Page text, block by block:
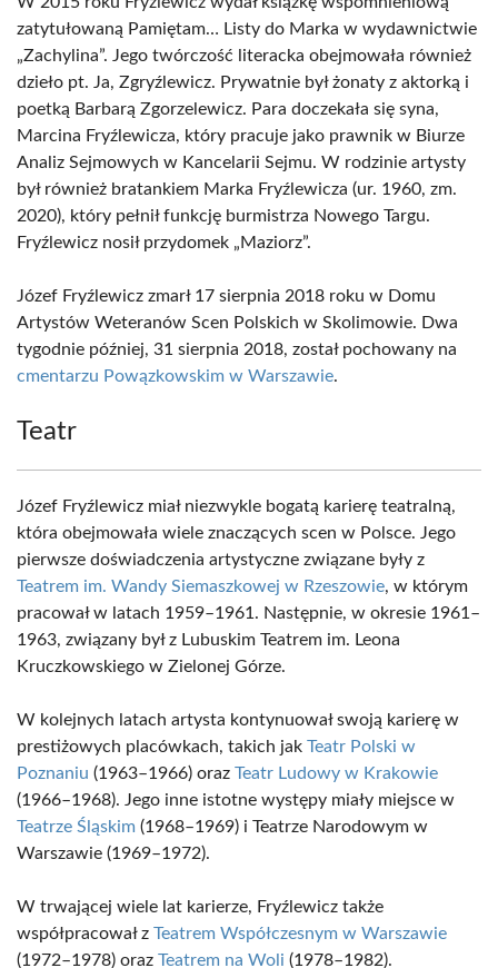
zatytułowaną Pamiętam… Listy do Marka w wydawnictwie
„Zachylina”. Jego twórczość literacka obejmowała również
dzieło pt. Ja, Zgryźlewicz. Prywatnie był żonaty z aktorką i
poetką Barbarą Zgorzelewicz. Para doczekała się syna,
Marcina Fryźlewicza, który pracuje jako prawnik w Biurze
Analiz Sejmowych w Kancelarii Sejmu. W rodzinie artysty
był również bratankiem Marka Fryźlewicza (ur. 1960, zm.
2020), który pełnił funkcję burmistrza Nowego Targu.
Fryźlewicz nosił przydomek „Maziorz”.
Józef Fryźlewicz zmarł 17 sierpnia 2018 roku w Domu
Artystów Weteranów Scen Polskich w Skolimowie. Dwa
tygodnie później, 31 sierpnia 2018, został pochowany na
cmentarzu Powązkowskim w Warszawie.
Teatr
Józef Fryźlewicz miał niezwykle bogatą karierę teatralną,
która obejmowała wiele znaczących scen w Polsce. Jego
pierwsze doświadczenia artystyczne związane były z
Teatrem im. Wandy Siemaszkowej w Rzeszowie, w którym
pracował w latach 1959–1961. Następnie, w okresie 1961–
1963, związany był z Lubuskim Teatrem im. Leona
Kruczkowskiego w Zielonej Górze.
W kolejnych latach artysta kontynuował swoją karierę w
prestiżowych placówkach, takich jak Teatr Polski w
Poznaniu (1963–1966) oraz Teatr Ludowy w Krakowie
(1966–1968). Jego inne istotne występy miały miejsce w
Teatrze Śląskim (1968–1969) i Teatrze Narodowym w
Warszawie (1969–1972).
W trwającej wiele lat karierze, Fryźlewicz także
współpracował z Teatrem Współczesnym w Warszawie
(1972–1978) oraz Teatrem na Woli (1978–1982).